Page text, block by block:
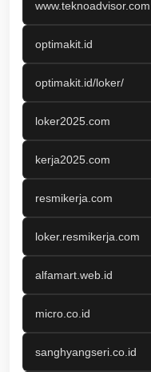
www.teknoadvisor.com
optimakit.id
optimakit.id/loker/
loker2025.com
kerja2025.com
resmikerja.com
loker.resmikerja.com
alfamart.web.id
micro.co.id
sanghyangseri.co.id